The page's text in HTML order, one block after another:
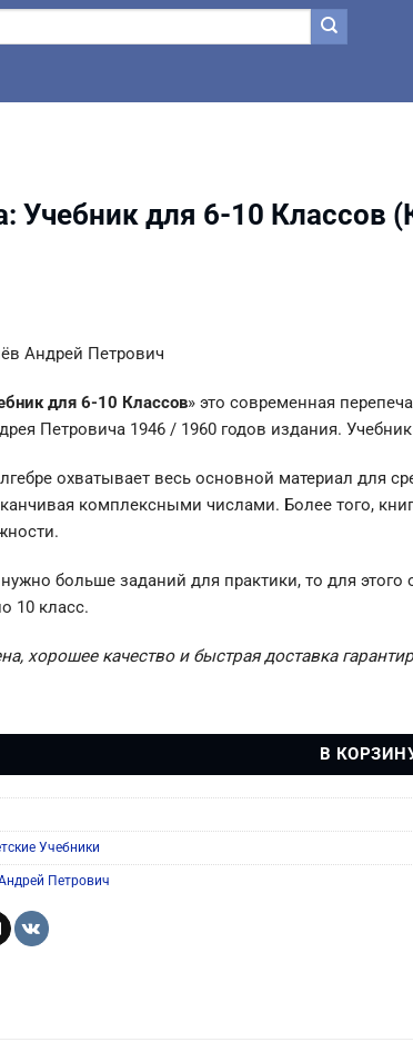
Учебник для 6-10 Классов
Андрей Петрович
для 6-10 Классов» это современная
Петровича 1946 / 1960 годов издания.
охватывает весь основной материал для
комплексными числами. Более того,
больше заданий для практики, то для этого
10 класс.
хорошее качество и быстрая доставка
Алгебра: Учебник для 6-10 Классов (Киселев А.П.)
В
Учебники
Петрович